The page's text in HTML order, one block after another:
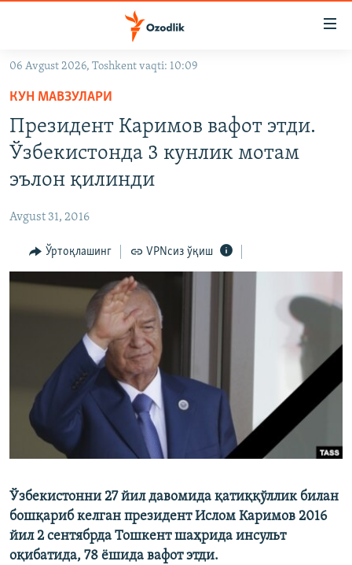
Асосий
навигацияга
ўтинг
Қидиришга
ўтинг
OZODARXIV
На русском
ИЖТИМОИЙ ТАРМОҚЛАР
Озодлик бошқа тилларда
06 Avgust 2026, Toshkent vaqti: 10:09
КУН МАВЗУЛАРИ
Президент Каримов вафот этди.
Ўзбекистонда 3 кунлик мотам
эълон қилинди
Avgust 31, 2016
Ўртоқлашинг VPNсиз ўқиш
Ўзбекистонни 27 йил давомида қатиққўллик билан
бошқариб келган президент Ислом Каримов 2016
йил 2 сентябрда Тошкент шаҳрида инсульт
оқибатида, 78 ёшида вафот этди.